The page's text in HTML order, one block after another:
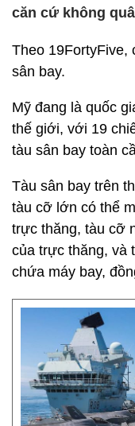
căn cứ không
Theo 19FortyFive,
sân bay.
Mỹ đang là quốc
thế giới, với 19
tàu sân bay toàn
Tàu sân bay trên
tàu cỡ lớn có thể
trực thăng, tàu cỡ
của trực thăng, và
chứa máy bay,